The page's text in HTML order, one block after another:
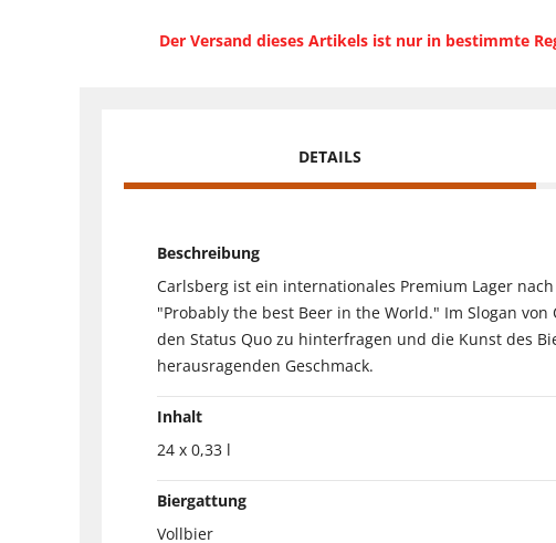
Der Versand dieses Artikels ist nur in bestimmte
DETAILS
Beschreibung
Carlsberg ist ein internationales Premium Lager
"Probably the best Beer in the World." Im Slogan
den Status Quo zu hinterfragen und die Kunst des
herausragenden Geschmack.
Inhalt
24 x 0,33 l
Biergattung
Vollbier